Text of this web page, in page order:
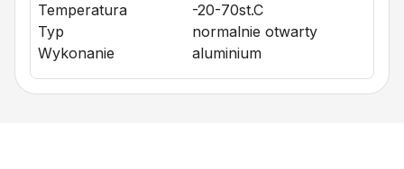
Temperatura
-20-70st.C
Typ
normalnie otwarty
Wykonanie
aluminium